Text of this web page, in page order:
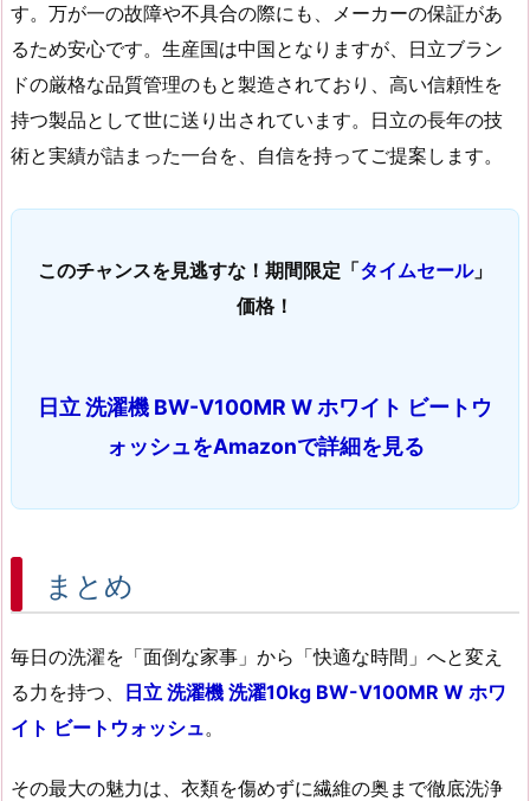
す。万が一の故障や不具合の際にも、メーカーの保証があ
るため安心です。生産国は中国となりますが、日立ブラン
ドの厳格な品質管理のもと製造されており、高い信頼性を
持つ製品として世に送り出されています。日立の長年の技
術と実績が詰まった一台を、自信を持ってご提案します。
このチャンスを見逃すな！期間限定「タイムセール」
価格！
日立 洗濯機 BW-V100MR W ホワイト ビートウ
ォッシュをAmazonで詳細を見る
まとめ
毎日の洗濯を「面倒な家事」から「快適な時間」へと変え
る力を持つ、 日立 洗濯機 洗濯10kg BW-V100MR W ホワ
イト ビートウォッシュ。
その最大の魅力は、衣類を傷めずに繊維の奥まで徹底洗浄